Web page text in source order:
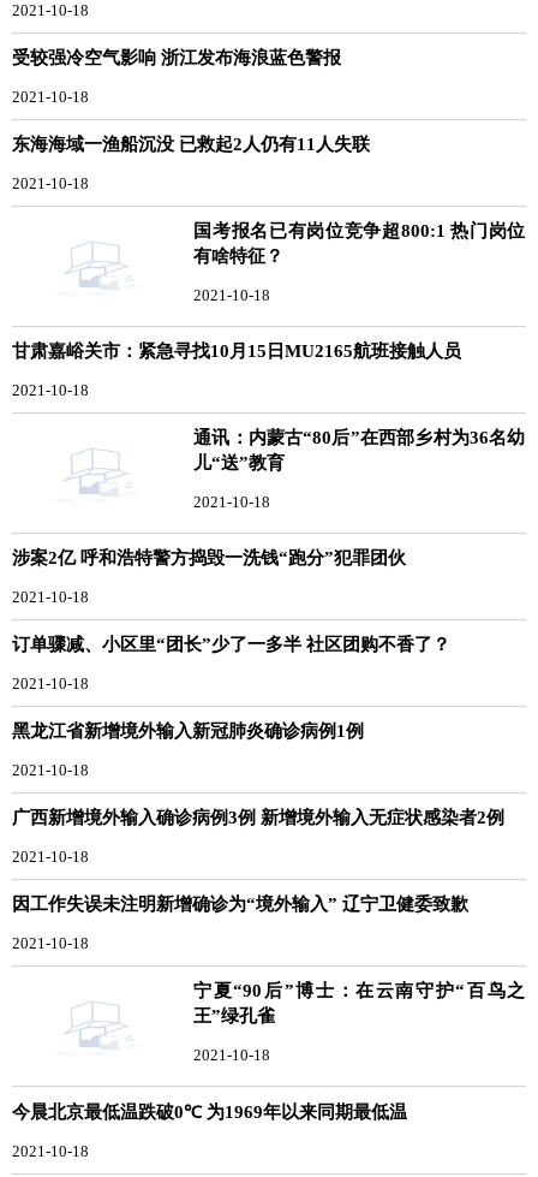
2021-10-18
受较强冷空气影响 浙江发布海浪蓝色警报
2021-10-18
东海海域一渔船沉没 已救起2人仍有11人失联
2021-10-18
国考报名已有岗位竞争超800:1 热门岗位
有啥特征？
2021-10-18
甘肃嘉峪关市：紧急寻找10月15日MU2165航班接触人员
2021-10-18
通讯：内蒙古“80后”在西部乡村为36名幼
儿“送”教育
2021-10-18
涉案2亿 呼和浩特警方捣毁一洗钱“跑分”犯罪团伙
2021-10-18
订单骤减、小区里“团长”少了一多半 社区团购不香了？
2021-10-18
黑龙江省新增境外输入新冠肺炎确诊病例1例
2021-10-18
广西新增境外输入确诊病例3例 新增境外输入无症状感染者2例
2021-10-18
因工作失误未注明新增确诊为“境外输入” 辽宁卫健委致歉
2021-10-18
宁夏“90后”博士：在云南守护“百鸟之
王”绿孔雀
2021-10-18
今晨北京最低温跌破0℃ 为1969年以来同期最低温
2021-10-18